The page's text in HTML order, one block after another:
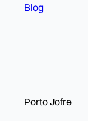
Blog
Porto Jofre